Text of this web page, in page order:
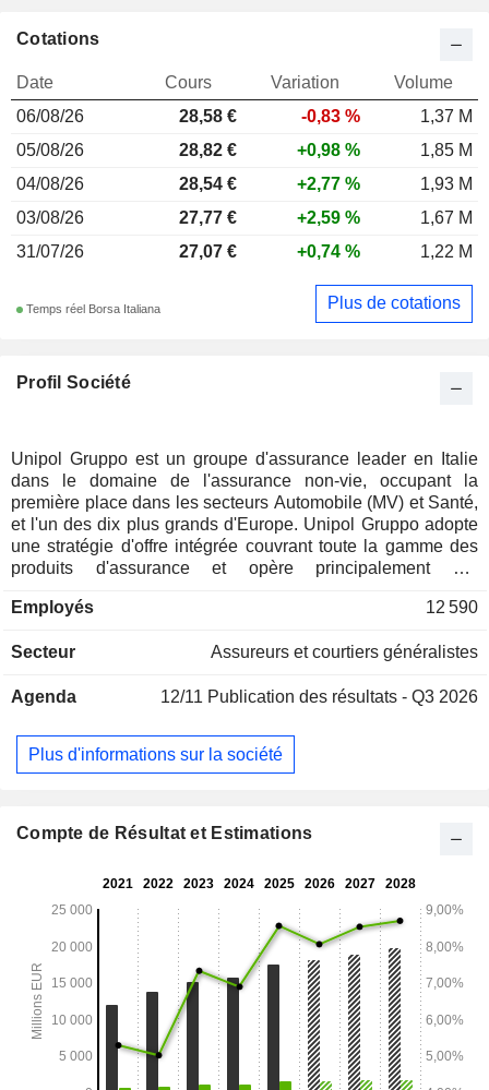
Profil Société
Unipol Gruppo est un groupe d'assurance leader en Italie
dans le domaine de l'assurance non-vie, occupant la
première place dans les secteurs Automobile (MV) et Santé,
et l'un des dix plus grands d'Europe. Unipol Gruppo adopte
une stratégie d'offre intégrée couvrant toute la gamme des
produits d'assurance et opère principalement par
contrôle notamment Unisalute (assurance maladie), Arca
par l'intermédiaire de BPER et BPS) et Linear (assurance
également d'importants actifs diversifiés dans les secteurs
l'agriculture (Tenute del Cerro). La stratégie du groupe est
axée sur l'évolution permanente du leadership dans le
Employés 12 590
Secteur Assureurs et courtiers généralistes
Agenda 12/11 Publication des résultats - Q3 2026
Plus d'informations sur la société
Cotations
Date Cours Variation
Volume
06/08/26
28,58 € -0,83 %
1,37 M
05/08/26
28,82 € +0,98 %
1,85 M
04/08/26
28,54 € +2,77 %
1,93 M
03/08/26
27,77 € +2,59 %
1,67 M
31/07/26
27,07 € +0,74 % 1,22 M
Temps réel Borsa Italiana Plus de cotations
Compte de Résultat et Estimations